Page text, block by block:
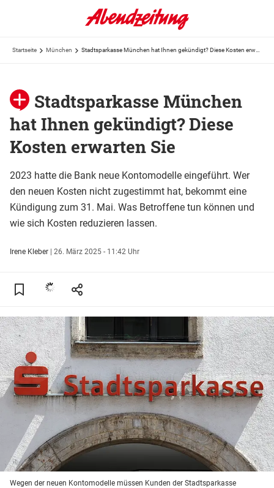
Startseite München
Stadtsparkasse München
hat Ihnen gekündigt? Diese
Kosten erwarten Sie
2023 hatte die Bank neue Kontomodelle eingeführt. Wer
den neuen Kosten nicht zugestimmt hat, bekommt eine
Kündigung zum 31. Mai. Was Betroffene tun können und
wie sich Kosten reduzieren lassen.
Irene Kleber | 26. März 2025 - 11:42 Uhr
Wegen der neuen Kontomodelle müssen Kunden der Stadtsparkasse